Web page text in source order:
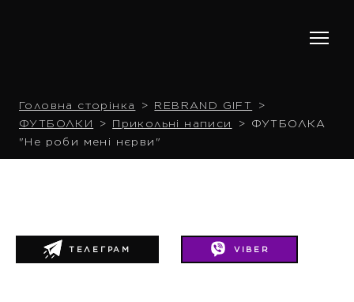
Головна сторінка
REBRAND GIFT
ФУТБОЛКИ
Прикольні написи
ФУТБОЛКА
"Не роби мені нєрви"
VIBER
ТЕЛЕГРАМ